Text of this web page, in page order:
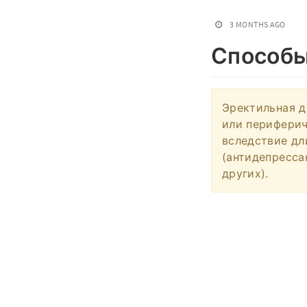
3 MONTHS AGO
Эректильная
или
вследствие
других).